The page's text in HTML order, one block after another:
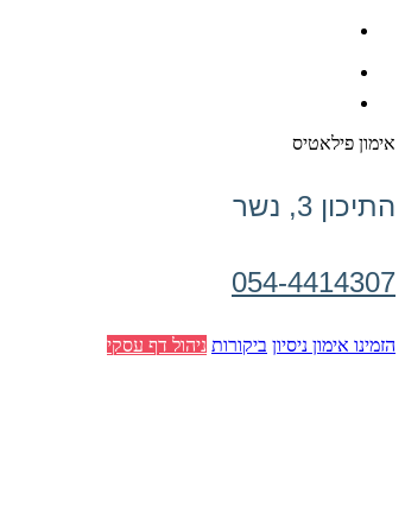
אימון פילאטיס
התיכון 3, נשר
054-4414307
הזמינו אימון ניסיון ביקורות ניהול דף עסקי